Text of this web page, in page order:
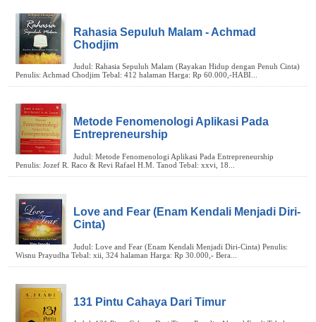
Rahasia Sepuluh Malam - Achmad
Chodjim
Metode Fenomenologi Aplikasi Pada
Entrepreneurship
Love and Fear (Enam Kendali Menjadi Diri-
Cinta)
131 Pintu Cahaya Dari Timur